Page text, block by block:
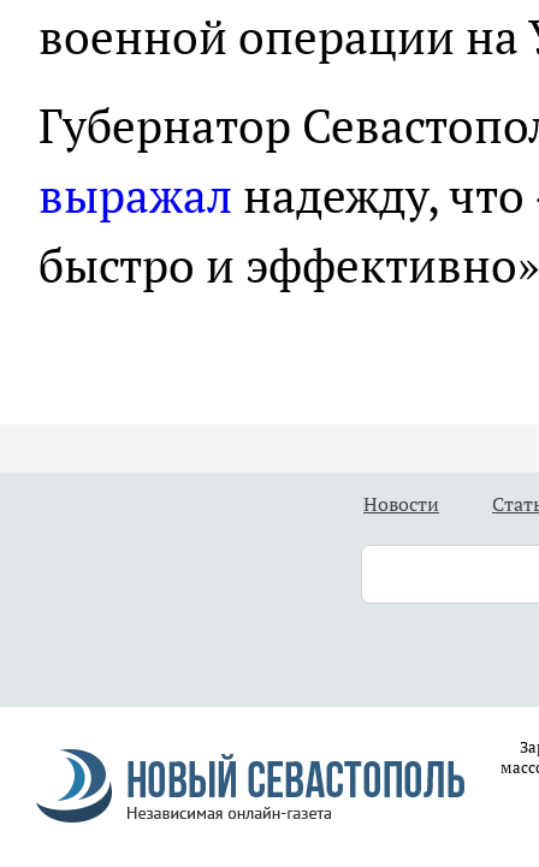
военной операции на
Губернатор
выражал надежду,
быстро и
Новости